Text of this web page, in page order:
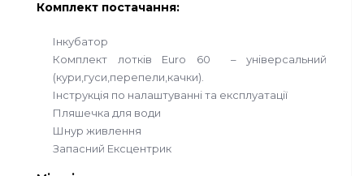
Комплект постачання:
Інкубатор
Комплект лотків Euro 60 – універсальний
(кури,гуси,перепели,качки).
Інструкція по налаштуванні та експлуатації
Пляшечка для води
Шнур живлення
Запасний Ексцентрик